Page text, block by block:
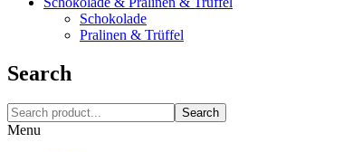
Schokolade
Pralinen & Trüffel
Search
Search
Menu